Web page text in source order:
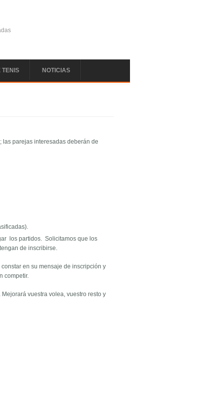
TENIS NOTICIAS
parejas interesadas deberán de
los partidos. Solicitamos que los
de inscribirse.
en su mensaje de inscripción y
competir.
vuestra volea, vuestro resto y